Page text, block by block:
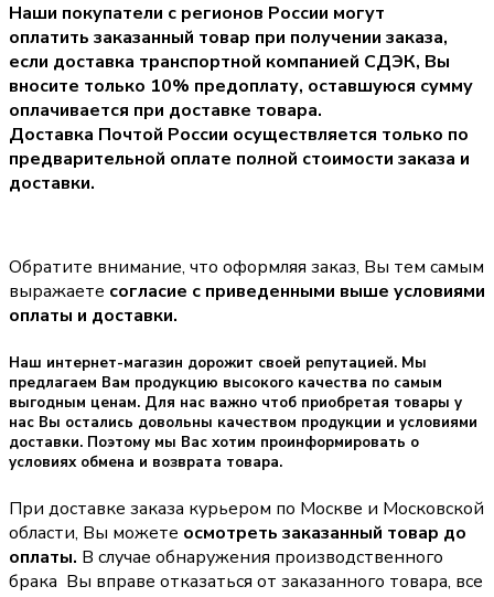
Наши покупатели с регионов России могут
оплатить заказанный товар при получении заказа,
если доставка транспортной компанией СДЭК, Вы
вносите только 10% предоплату, оставшуюся сумму
оплачивается при доставке товара.
Доставка Почтой России осуществляется только по
предварительной оплате полной стоимости заказа и
доставки.
Обратите внимание, что оформляя заказ, Вы тем самым
выражаете согласие с приведенными выше условиями
оплаты и доставки.
Наш интернет-магазин дорожит своей репутацией. Мы
предлагаем Вам продукцию высокого качества по самым
выгодным ценам. Для нас важно чтоб приобретая товары у
нас Вы остались довольны качеством продукции и условиями
доставки. Поэтому мы Вас хотим проинформировать о
условиях обмена и возврата товара.
При доставке заказа курьером по Москве и Московской
области, Вы можете осмотреть заказанный товар до
оплаты. В случае обнаружения производственного
брака Вы вправе отказаться от заказанного товара, все